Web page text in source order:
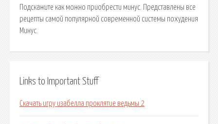
Подскажите как можно приобрести минус. Представлены все
рецепты самой популярной современной системы похудения
Минус.
Links to Important Stuff
Скачать игру изабелла проклятие ведьмы 2